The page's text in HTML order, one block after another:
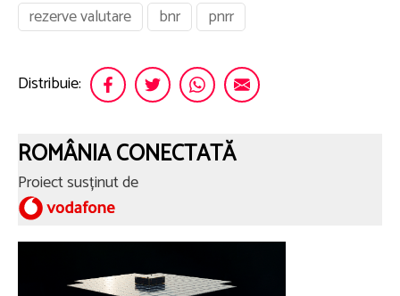
rezerve valutare
bnr pnrr
Distribuie:
ROMÂNIA CONECTATĂ
Proiect susținut de